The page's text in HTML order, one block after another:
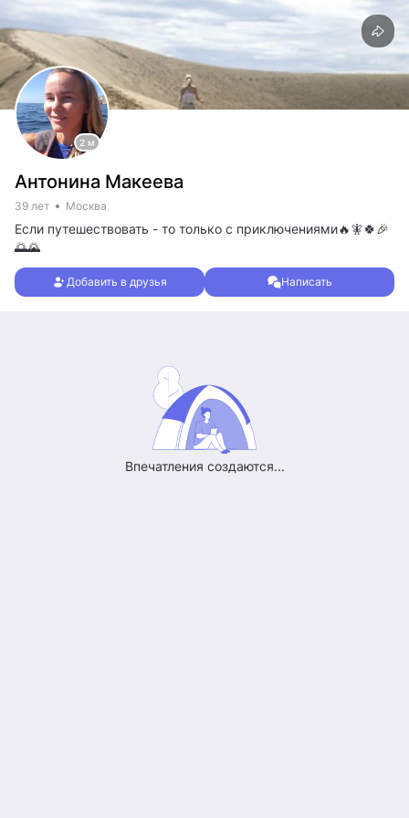
2 м
Антонина Макеева
39 лет Москва
Если путешествовать - то только с приключениями🔥🧚🍀🎉
🌅🌄
Добавить в друзья Написать
Впечатления создаются...